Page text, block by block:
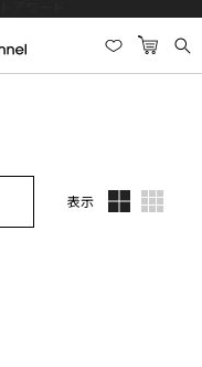
表示